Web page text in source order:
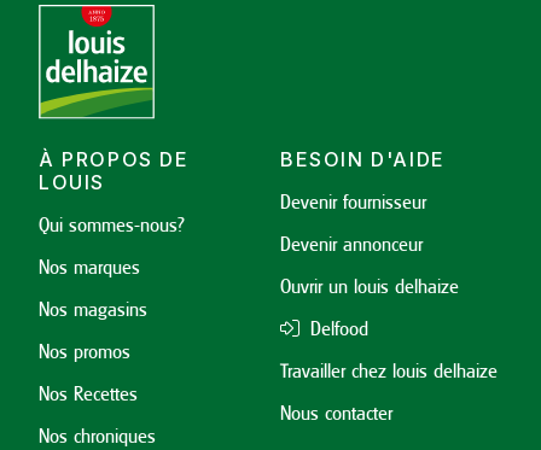
À PROPOS DE
LOUIS
Qui sommes-nous?
Nos marques
Nos magasins
Nos promos
Nos Recettes
Nos chroniques
BESOIN D'AIDE
Devenir fournisseur
Devenir annonceur
Ouvrir un louis delhaize
Delfood
Travailler chez louis delhaize
Nous contacter